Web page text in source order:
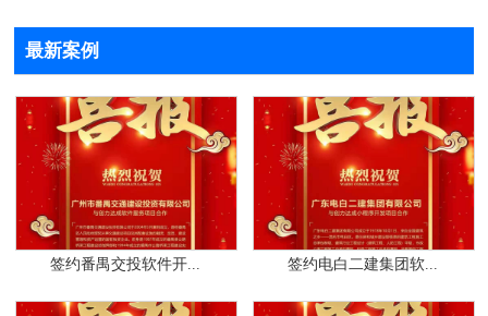
最新案例
签约番禺交投软件开... 签约电白二建集团软...